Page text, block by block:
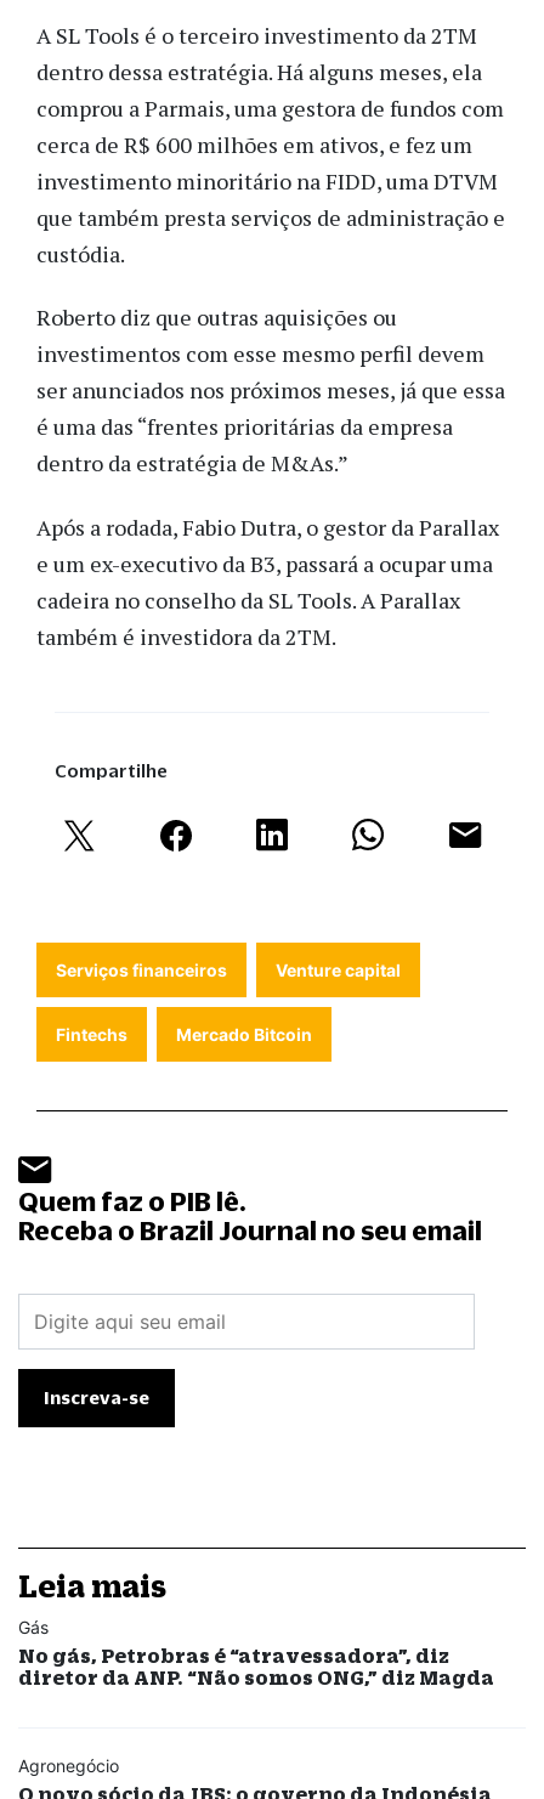
A SL Tools é o terceiro investimento da 2TM
dentro dessa estratégia. Há alguns meses, ela
comprou a Parmais, uma gestora de fundos com
cerca de R$ 600 milhões em ativos, e fez um
investimento minoritário na FIDD, uma DTVM
que também presta serviços de administração e
custódia.
Roberto diz que outras aquisições ou
investimentos com esse mesmo perfil devem
ser anunciados nos próximos meses, já que essa
é uma das “frentes prioritárias da empresa
dentro da estratégia de M&As.”
Após a rodada, Fabio Dutra, o gestor da Parallax
e um ex-executivo da B3, passará a ocupar uma
cadeira no conselho da SL Tools. A Parallax
também é investidora da 2TM.
Compartilhe
Serviços financeiros Venture capital
Fintechs Mercado Bitcoin
Quem faz o PIB lê.
Receba o Brazil Journal no seu email
Leia mais
Gás
No gás, Petrobras é “atravessadora”, diz
diretor da ANP. “Não somos ONG,” diz Magda
Agronegócio
O novo sócio da JBS: o governo da Indonésia